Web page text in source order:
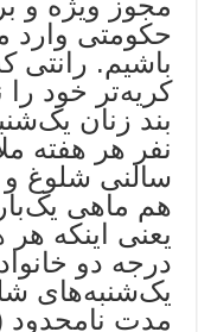
حکومتی وارد
باشیم. رانتی
کریه‌تر خود
نفر هر هفته
سالنی شلوغ
هم ماهی
یعنی اینکه
درجه دو
یک‌شنبه‌های